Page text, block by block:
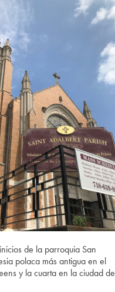
de la parroquia San
polaca más antigua en el
y la cuarta en la ciudad de